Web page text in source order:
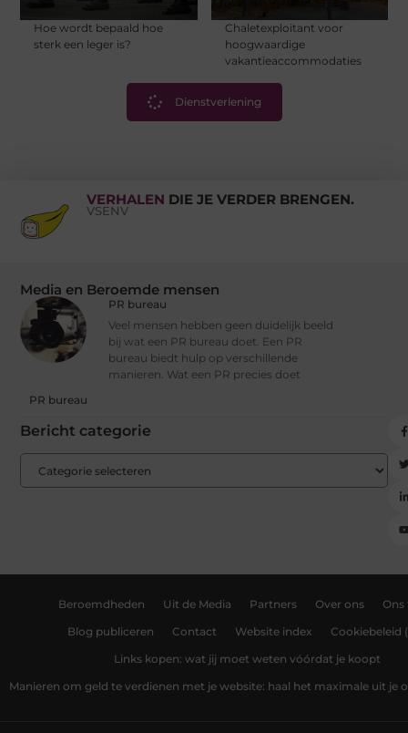
Hoe wordt bepaald hoe
sterk een leger is?
Chaletexploitant voor
hoogwaardige
vakantieaccommodaties
Dienstverlening
VERHALEN DIE JE VERDER BRENGEN.
VSENV
Media en Beroemde mensen
PR bureau
Veel mensen hebben geen duidelijk beeld
bij wat een PR bureau doet. Een PR
bureau biedt hulp op verschillende
manieren. Wat een PR precies doet
PR bureau
Bericht categorie
Beroemdheden Uit de Media Partners Over ons Ons
Blog publiceren Contact Website index Cookiebeleid
Links kopen: wat jij moet weten vóórdat je koopt
Manieren om geld te verdienen met je website: haal het maximale uit je